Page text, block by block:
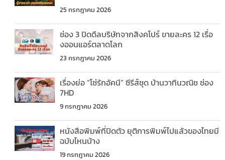
25 กรกฎาคม 2026
ช่อง 3 ปิดดีลบริษัทจากสิงคโปร์ ขายละคร 12 เรื่อ
งออนแอร์ตลาดโลก
23 กรกฎาคม 2026
เรื่องย่อ “โซ่รักอัคนี” ซีรีส์ชุด บ้านวาทินวณิช ช่อง
7HD
9 กรกฎาคม 2026
หนังสือพิมพ์ที่ปิดตัว ยุติการพิมพ์ไปแล้วของไทยมี
ฉบับไหนบ้าง
19 กรกฎาคม 2026